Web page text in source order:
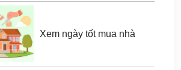
Xem ngày tốt mua nhà